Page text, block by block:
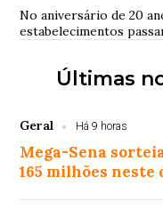
No aniversário de 20
estabelecimentos
Últimas
Geral Há 9 horas
Mega-Sena
165 milhões neste